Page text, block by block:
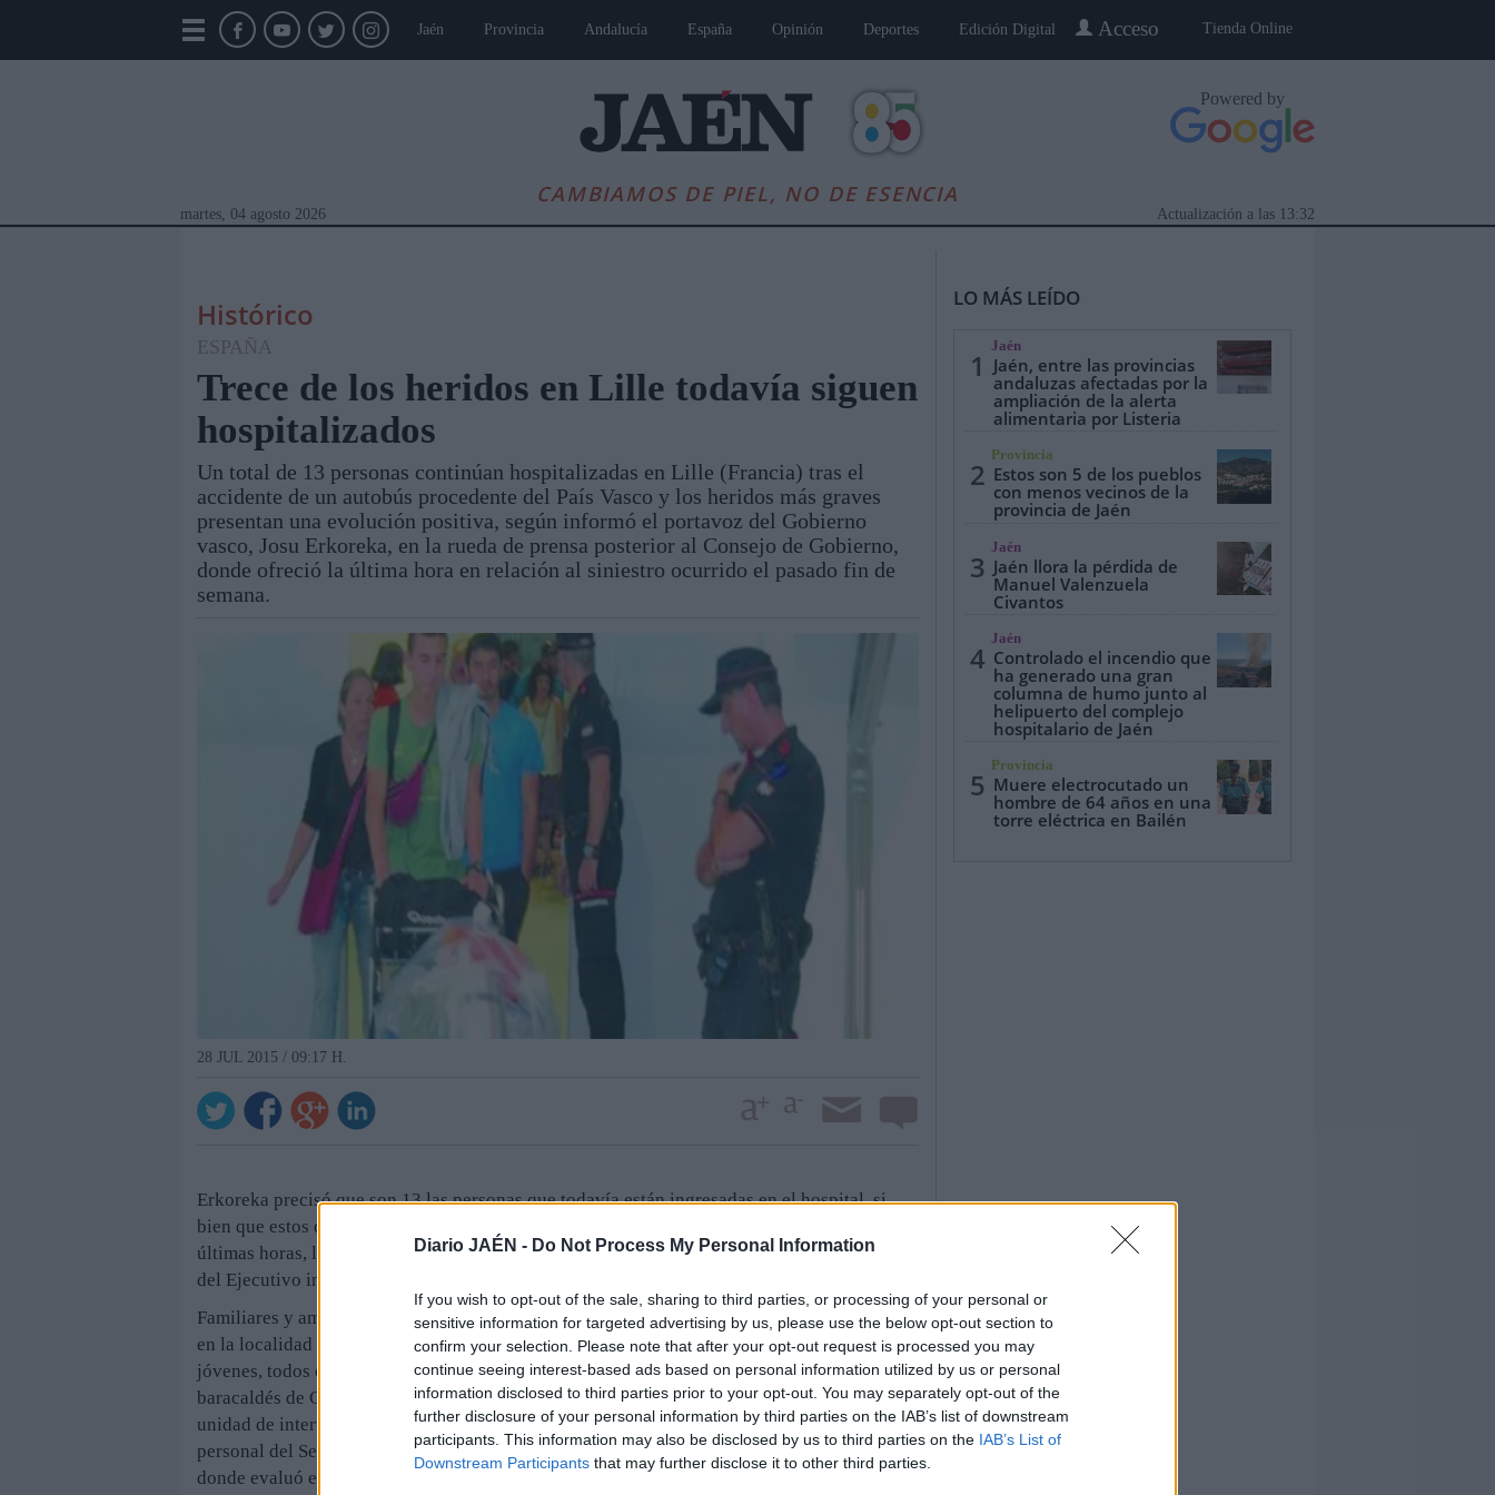
Diario JAÉN - Do Not Process My Personal Information
If you wish to opt-out of the sale, sharing to third parties, or processing of your personal or
sensitive information for targeted advertising by us, please use the below opt-out section to
confirm your selection. Please note that after your opt-out request is processed you may
continue seeing interest-based ads based on personal information utilized by us or personal
information disclosed to third parties prior to your opt-out. You may separately opt-out of the
further disclosure of your personal information by third parties on the IAB’s list of downstream
participants. This information may also be disclosed by us to third parties on the IAB’s List of
Downstream Participants that may further disclose it to other third parties.
Tienda Online
Acceso
Jaén Provincia Andalucía España Opinión Deportes Edición Digital
CAMBIAMOS DE PIEL, NO DE ESENCIA
Powered by
martes, 04 agosto 2026 13:32
Actualización a las
Módulos Portada Jaén Provincia Jaén, Pueblo a Pueblo Gente Especiales
Histórico
ESPAÑA
Trece de los heridos en Lille todavía siguen
hospitalizados
Un total de 13 personas continúan hospitalizadas en Lille (Francia) tras el
accidente de un autobús procedente del País Vasco y los heridos más graves
presentan una evolución positiva, según informó el portavoz del Gobierno
vasco, Josu Erkoreka, en la rueda de prensa posterior al Consejo de Gobierno,
donde ofreció la última hora en relación al siniestro ocurrido el pasado fin de
semana.
28 JUL 2015 / 09:17 H.
Erkoreka precisó que son 13 las personas que todavía están ingresadas en el hospital, si
bien que estos datos pueden variar a lo largo de la jornada. Asimismo, señaló que, en las
últimas horas, los heridos más graves experimentaron una evolución positiva. El portavoz
del Ejecutivo indicó que también permanecen en Lille los dos conductores del autobús.
Familiares y amigos de los estudiantes vascos heridos en el accidente de autobús ocurrido
en la localidad francesa de Lille recibieron en el aeropuerto de Loiu (Vizcaya) a 40 de los
jóvenes, todos en buen estado de salud, pese a que uno fue trasladado al hospital
baracaldés de Cruces. No obstante, se confía en que en pronto pueda ser dado de alta. Una
unidad de intervención especializada del Gobierno vasco compuesta por psicólogos y
personal del Servicio vasco de Salud se desplazó también hasta el aeródromo vizcaíno,
donde evaluó el estado de los jóvenes.
LO MÁS LEÍDO
1
Jaén
Jaén, entre las provincias
andaluzas afectadas por la
ampliación de la alerta
alimentaria por Listeria
2
Provincia
Estos son 5 de los pueblos
con menos vecinos de la
provincia de Jaén
3
Jaén
Jaén llora la pérdida de
Manuel Valenzuela
Civantos
4
Jaén
Controlado el incendio que
ha generado una gran
columna de humo junto al
helipuerto del complejo
hospitalario de Jaén
5
Provincia
Muere electrocutado un
hombre de 64 años en una
torre eléctrica en Bailén